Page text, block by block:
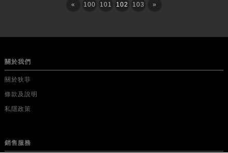
« 100 101 102 103 »
關於我們
關於狄菲
條款及說明
私隱政策
銷售服務